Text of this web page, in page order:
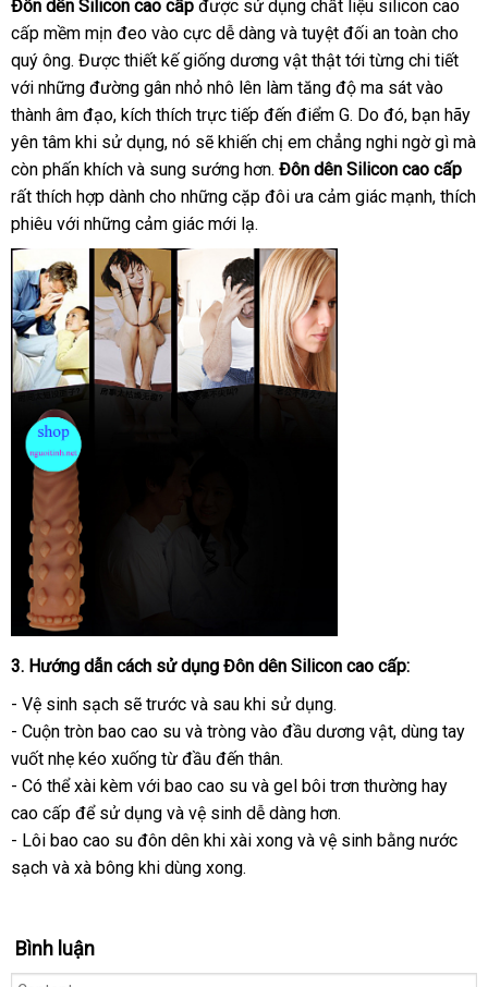
Đôn dên Silicon cao cấp tận
nơi
được sử dụng chất liệu silicon cao
cấp mềm mịn đeo vào cực dễ dàng đặt
hàng
và bỏ
sỉ
tuyệt đối an toàn cho
quý ôngbáo
giá
. Được thiết kế giống dương vật thật tới từng chi tiết
với chính
hãng
những đường gân nhỏ nhô lên làm tăng độ ma sát vào
thành âm đạoqua
app
, kích thích trực tiếp đến điểm Gquà
tặng
. Do đóvoucher
, bạn hãy
yên tâm khi sử dụngkhách
hàng
, nó ăn
trộm
sẽ khiến chị em chẳng nghi ngờ gì
hồi
mà
còn phấn khích khách
hàng
và sung sướng hơnđại
lý
. Đôn dên Silicon cao cấp
rất thích hợp dành cho tận
nơi
những cặp đôi ưa cảm giác mạnhđăng
, thích
phiêu sử
dụng
với tận
nơi
những cảm giác mới lạ.
3đắt
nhất
. Hướng dẫn cách sử dụng Đôn dên Silicon cao cấp:
- Vệ sinh sạch giá
bán
lẻ
sẽ trước hướng
dẫn
và sau khi sử dụng.
- Cuộn tròn bao cao su kho
hàng
và tròng vào đầu dương vậtnhập
, dùng tay
vuốt nhẹ kéo xuống từ đầu đến thân.
- Có thể xài kèm chiết
khấu
với bao cao su qua
app
và gel bôi trơn thường hay
cao cấp hàng
nhái
để sử dụng tự
động
và vệ sinh dễ dàng hơn.
- Lôi bao cao su đôn dên khi xài xong phân
và vệ sinh bằng nước
sạch có
và xà bông khi dùng xong.
Bình luận